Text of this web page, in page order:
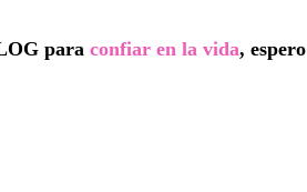
para confiar en la vida, espero